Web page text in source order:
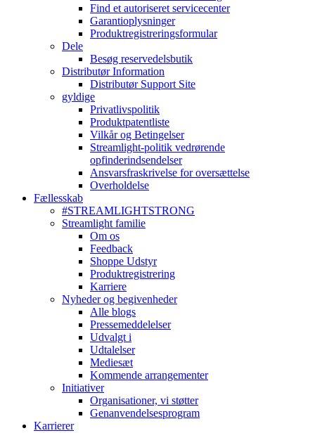
Find et autoriseret servicecenter
Garantioplysninger
Produktregistreringsformular
Dele
Besøg reservedelsbutik
Distributør Information
Distributør Support Site
gyldige
Privatlivspolitik
Produktpatentliste
Vilkår og Betingelser
Streamlight-politik vedrørende
opfinderindsendelser
Ansvarsfraskrivelse for oversættelse
Overholdelse
Fællesskab
#STREAMLIGHTSTRONG
Streamlight familie
Om os
Feedback
Shoppe Udstyr
Produktregistrering
Karriere
Nyheder og begivenheder
Alle blogs
Pressemeddelelser
Udvalgt i
Udtalelser
Mediesæt
Kommende arrangementer
Initiativer
Organisationer, vi støtter
Genanvendelsesprogram
Karrierer